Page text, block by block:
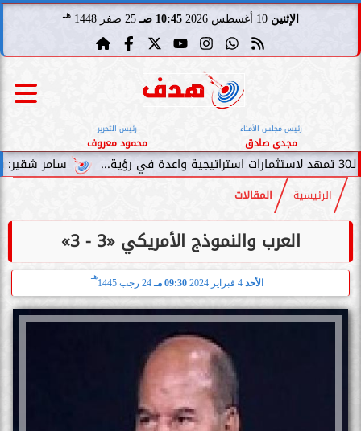
الإثنين 10 أغسطس 2026 10:45 صـ 25 صفر 1448 هـ
رئيس مجلس الأمناء
مجدي صادق
رئيس التحرير
محمود معروف
سامر شقير: نمو صناديق
الرئيسية المقالات
العرب والنموذج الأمريكي «3 - 3»
الأحد 09:30 مـ 24 رجب 1445
هـ